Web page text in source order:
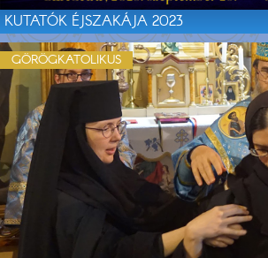
KUTATÓK ÉJSZAKÁJA 2023
GÖRÖGKATOLIKUS